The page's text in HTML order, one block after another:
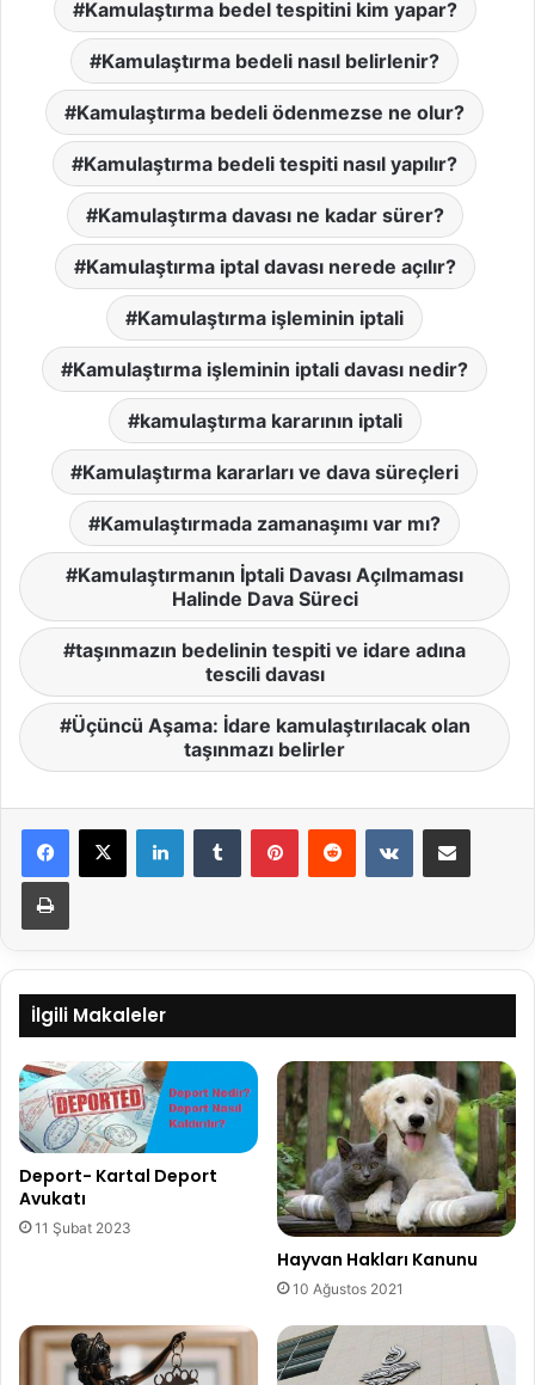
Kamulaştırma bedel tespitini kim yapar?
Kamulaştırma bedeli nasıl belirlenir?
Kamulaştırma bedeli ödenmezse ne olur?
Kamulaştırma bedeli tespiti nasıl yapılır?
Kamulaştırma davası ne kadar sürer?
Kamulaştırma iptal davası nerede açılır?
Kamulaştırma işleminin iptali
Kamulaştırma işleminin iptali davası nedir?
kamulaştırma kararının iptali
Kamulaştırma kararları ve dava süreçleri
Kamulaştırmada zamanaşımı var mı?
Kamulaştırmanın İptali Davası Açılmaması
Halinde Dava Süreci
taşınmazın bedelinin tespiti ve idare adına
tescili davası
Üçüncü Aşama: İdare kamulaştırılacak olan
taşınmazı belirler
LinkedInTumblr PinterestReddit VKontakteE-Posta ile paylaş
Yazdır
İlgili Makaleler
Deport- Kartal Deport
Avukatı
11 Şubat 2023
Hayvan Hakları Kanunu
10 Ağustos 2021